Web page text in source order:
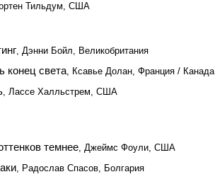
Тильдум, США
, Дэнни Бойл, Великобритания
конец света, Ксавье Долан, Франция / Канада
, Лассе Халльстрем, США
темнее, Джеймс Фоули, США
, Радослав Спасов, Болгария